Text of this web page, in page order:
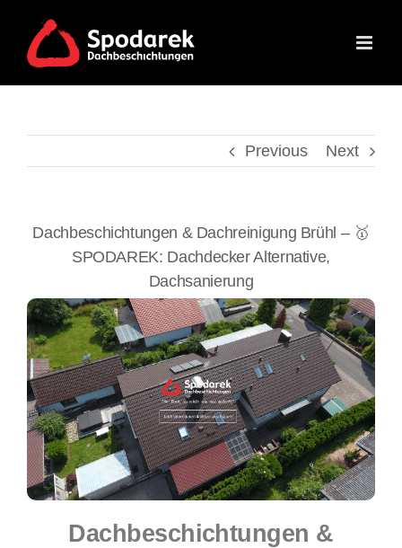
content
Previous Next
Dachbeschichtungen & Dachreinigung Brühl – 🥇
SPODAREK: Dachdecker Alternative,
Dachsanierung
Dachbeschichtungen &